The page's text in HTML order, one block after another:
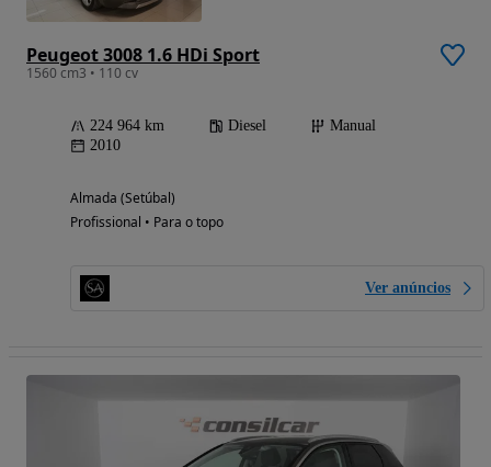
Peugeot 3008 1.6 HDi Sport
1560 cm3 • 110 cv
224 964 km Diesel
Manual
2010
Almada (Setúbal)
Profissional • Para o topo
Ver anúncios